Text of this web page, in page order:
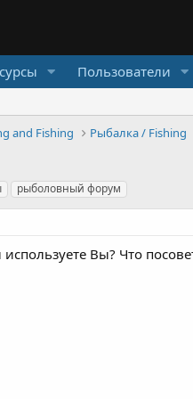
Пользователи
and Fishing Рыбалка / Fishing
рыболовный форум
используете Вы? Что